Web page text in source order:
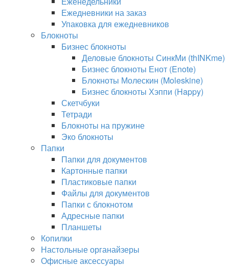
Ежедневники на заказ
Упаковка для ежедневников
Блокноты
Бизнес блокноты
Деловые блокноты СинкМи (thINKme)
Бизнес блокноты Енот (Enote)
Блокноты Молескин (Moleskine)
Бизнес блокноты Хэппи (Happy)
Скетчбуки
Тетради
Блокноты на пружине
Эко блокноты
Папки
Папки для документов
Картонные папки
Пластиковые папки
Файлы для документов
Папки с блокнотом
Адресные папки
Планшеты
Копилки
Настольные органайзеры
Офисные аксессуары